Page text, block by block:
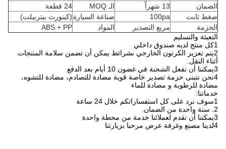
الضمان
13 شهراً الـ MOQ
24 قطعة
ضغط ثابت
100pa صناعة السيارة (كينورث بيتربيلت)
الحزمة
مربع التصدير المواد
ABS + PP
التعبئة والتسليم
1كل منتج لديه صندوق داخلي
2يتم تعزيز الكرتون الخارجي بشرائط يمكن أن تضمن سلامة المنتجات
أثناء النقل.
3يمكننا أن نفعل الشحنة في غضون 10 أيام بعد الدفع
4نحن نتبنى حزمة تصدير خاصة قوية مضادة للتصادم، مضادة للتشوه،
مضادة للرطوبة و مضادة للماء
خدماتنا:
1سوف نرد على كل استفساراتكم خلال 24 ساعة
2. سنة واحدة من الضمان.
3يمكننا أن نقدم لعملائنا خدمة من محطة واحدة
4لدينا مصنع وغرفة عرض مرحبا بزيارتنا